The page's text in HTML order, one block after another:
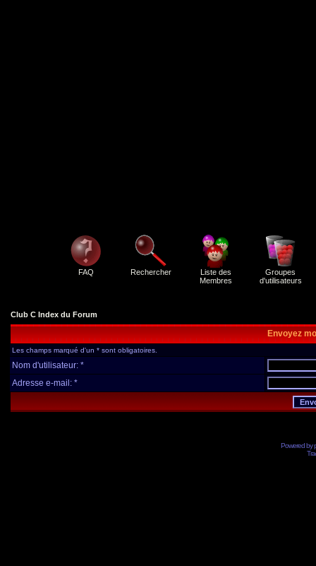
FAQ Rechercher
Liste des
Membres
Groupes
d'utilisateurs
Club C Index du Forum
Envoyez
Les champs marqué d'un * sont obligatoires.
Nom d'utilisateur: *
Adresse e-mail: *
Powered by